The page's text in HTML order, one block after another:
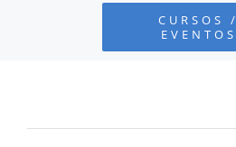
CURSOS /
EVENTOS